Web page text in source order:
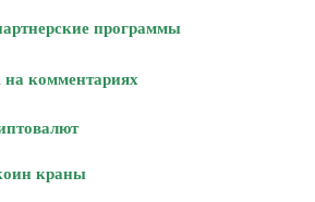
программы
на комментариях
краны